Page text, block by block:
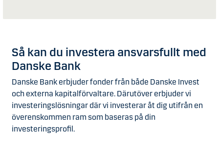
Så kan du investera ansvarsfullt med
Danske Bank
Danske Bank erbjuder fonder från både Danske Invest
och externa kapitalförvaltare. Därutöver erbjuder vi
investeringslösningar där vi investerar åt dig utifrån en
överenskommen ram som baseras på din
investeringsprofil.